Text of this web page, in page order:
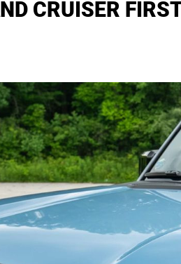
CRUISER